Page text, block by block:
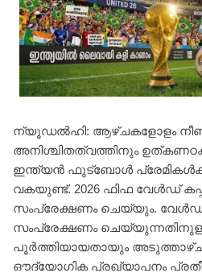
ന്യൂഡൽഹി: ആഴ്ചകളോളം
അനിശ്ചിതത്വത്തിനും
ഇന്ത്യൻ ഫുട്‌ബോൾ
വകയുണ്ട്. 2026 ഫിഫ വേൾഡ്
സംപ്രേക്ഷണം ചെയ്യും. വേൾഡ്
സംപ്രേക്ഷണം
പൂർത്തിയായതായും
ഔദ്യോഗിക പ്രഖ്യാപനം